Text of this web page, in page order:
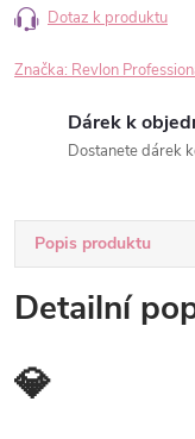
Dotaz k produktu
Značka: Revlon
Dárek k
Dostanete dárek
Popis produktu
Detailní
💎